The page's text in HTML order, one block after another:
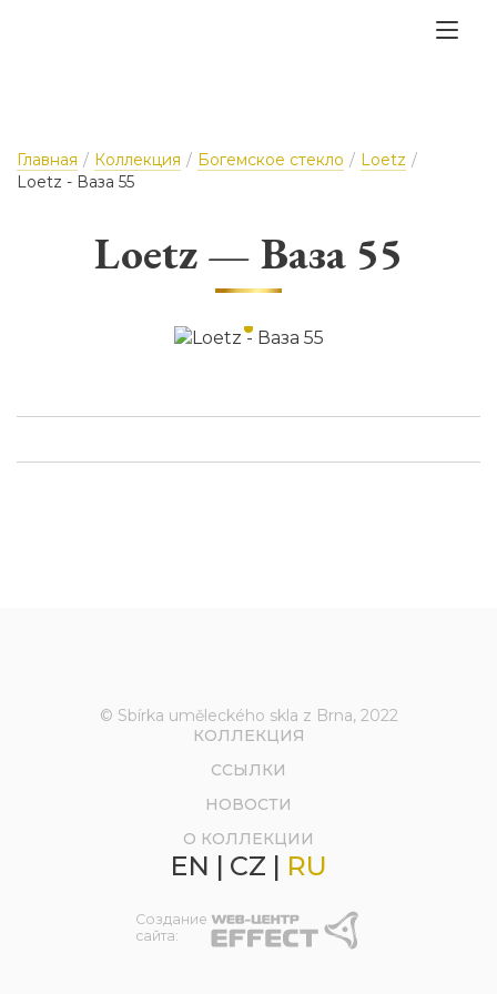
Главная / Коллекция / Богемское стекло / Loetz /
Loetz - Ваза 55
Loetz — Ваза 55
© Sbírka uměleckého skla z Brna, 2022
КОЛЛЕКЦИЯ
ССЫЛКИ
НОВОСТИ
О КОЛЛЕКЦИИ
EN | CZ | RU
Создание
сайта: